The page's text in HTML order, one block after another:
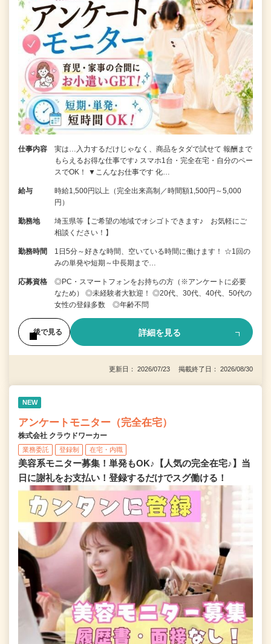
仕事内容
実は…入力するだけじゃなく、商品をタダで試せて 報酬まで
もらえるお得な仕事です♪ スマホ1台・完全在宅・自分のペー
スでOK！ ▼こんなお仕事です 化…
給与
時給1,500円以上（完全出来高制／時間額1,500円～5,000
円）
勤務地
埼玉県等【ご希望の地域でオシゴトできます♪ お気軽にご
相談ください！】
勤務時間
1日5分～好きな時間、空いている時間に働けます！ ☆1回の
みの単発や短期～中長期まで…
応募資格
◎PC・スマートフォンをお持ちの方（※アンケートに必要
なため） ◎未経験者大歓迎！ ◎20代、30代、40代、50代の
女性の登録多数 ◎年齢不問
後で見る 詳細を見る
更新日： 2026/07/23 掲載終了日： 2026/08/30
NEW
アンケートモニター（完全在宅）
株式会社 クラウドワーカー
業務委託 登録制 在宅・内職
美容系モニター募集！単発もOK♪【人気の完全在宅♪】当
日に謝礼をお支払い！登録するだけでスグ働ける！